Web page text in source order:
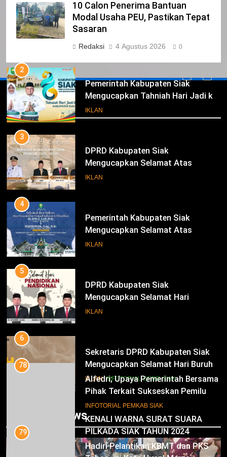
10 Calon Penerima Bantuan
Modal Usaha PEU, Pastikan Tepat
Sasaran
Redaksi 4 Agustus 2026 0
Iklan
1
Pimpinan Beserta Anggota DPRD
Kabupaten Siak Mengucapkan
IKLAN
2
Pemerintah Kabupaten Siak
Mengucapkan Tahniah Hari Jadi ke-
26 Kabupaten Siak
IKLAN
3
DPRD Kabupaten Siak
Mengucapkan Selamat Atas
Pengambilan Sumpah Jabatan
IKLAN
4
Pemerintah Kabupaten Siak
Mengucapkan Selamat Atas
Pengambilan Sumpah Jabatan
IKLAN
5
DPRD Kabupaten Siak
Mengucapkan Selamat Hari
Pendidikan Nasional
IKLAN
6
Sekretaris DPRD Kabupaten Siak
Mengucapkan Selamat Hari Buruh
IKLAN INFOTORIAL DPRD SIAK
KENALI WARNA SURAT SUARA
PILKADA SIAK TAHUN 2024
IKLAN
Trending News
78
Alfedri; Upaya Pemerintah Bersama
Pihak Terkait Sukseskan Pemilu
2024
INFOTORIAL PEMKAB SIAK
79
Hadiri Pelantikan KBMT dan PKS